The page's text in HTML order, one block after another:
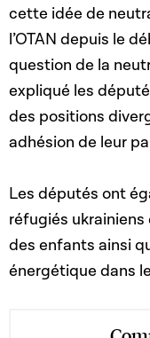
cette idée de
l’OTAN depuis le
question de la
expliqué les
des positions
adhésion de leur
Les députés ont
réfugiés
des enfants ainsi
énergétique dans